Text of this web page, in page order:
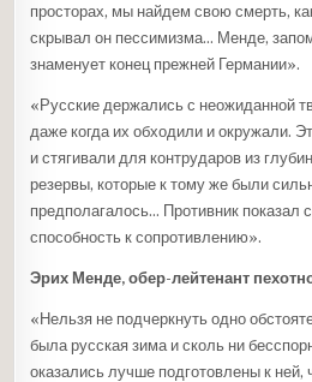
просторах, мы найдем свою смерть,
скрывал он пессимизма… Менде,
знаменует конец прежней Германии».
«Русские держались с неожиданной
даже когда их обходили и окружали.
и стягивали для контрударов из
резервы, которые к тому же были
предполагалось… Противник показал
способность к сопротивлению».
Эрих Менде, обер-лейтенант
«Нельзя не подчеркнуть одно
была русская зима и сколь ни
оказались лучше подготовлены к